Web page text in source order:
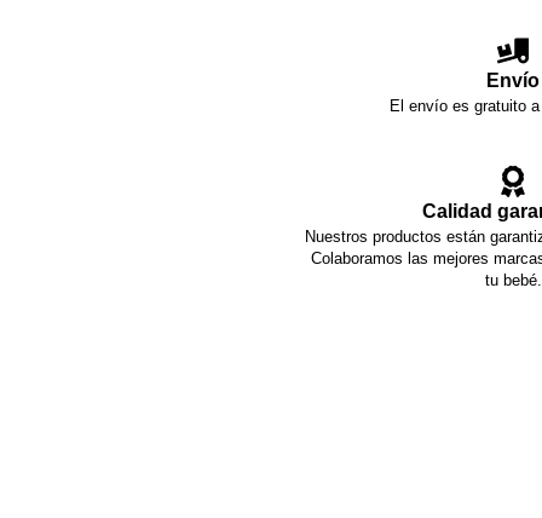
Envío
El envío es gratuito
Calidad
Nuestros productos están
Colaboramos las mejores
tu bebé.